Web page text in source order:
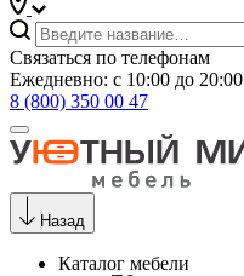
Связаться по телефонам
Ежедневно: с 10:00 до 20:00
8 (800) 350 00 47
Назад
Каталог мебели